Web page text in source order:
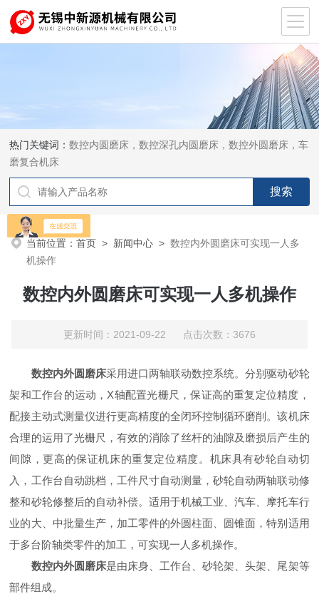
热门关键词：数控内圆磨床，数控深孔内圆磨床，数控外圆磨床，车
磨复合机床
当前位置：首页 > 新闻中心 >数控内外圆磨床可实现一人多
机操作
数控内外圆磨床可实现一人多机操作
更新时间：2021-09-22 点击次数：3676
数控内外圆磨床采用进口两轴联动数控系统。分别驱动砂轮
架和工作台的运动，X轴配置光栅尺，保证高的重复定位精度，
配接主动式测量仪进行更高精度的全闭环控制循环磨削。该机床
合理的运用了光栅尺，有效的消除了丝杆的油隙及磨损后产生的
间隙，更高的保证机床的重复定位精度。机床具有砂轮自动切
入，工作台自动跳档，工件尺寸自动测量，砂轮自动两轴联动修
整和砂轮修整后的自动补偿。适用于机械工业、汽车、摩托车行
业的大、中批量生产，加工零件的外圆柱面、圆锥面，特别适用
于多台阶轴类零件的加工，可实现一人多机操作。
数控内外圆磨床是由床身、工作台、砂轮架、头架、尾架等
部件组成。